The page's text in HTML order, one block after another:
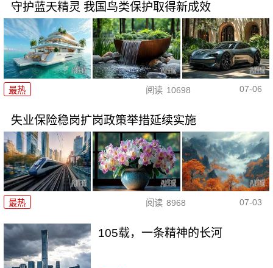
守护蓝天精灵 我国鸟类保护取得新成效
最热 阅读 10698 07-06
失业保险稳岗扩岗政策举措延续实施
最热 阅读 8968 07-03
105载，一条精神的长河